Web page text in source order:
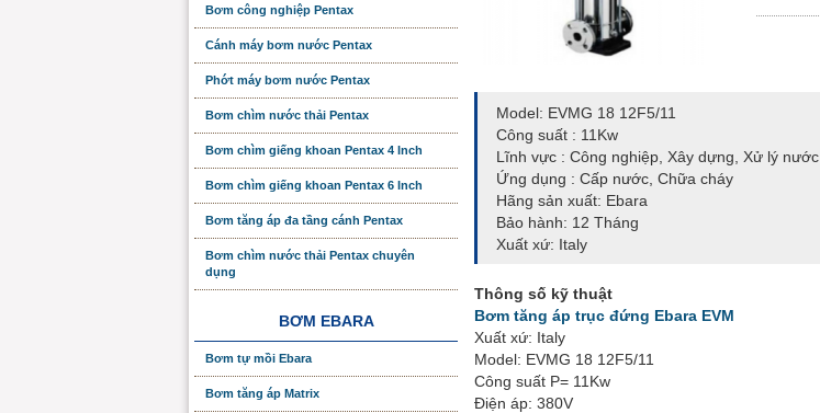
Model: EVMG 18 12F5/11
Công suất : 11Kw
Lĩnh vực : Công nghiệp, Xây dựng, Xử lý nước
Ứng dụng : Cấp nước, Chữa cháy
Hãng sản xuất: Ebara
Bảo hành: 12 Tháng
Xuất xứ: Italy
Thông số kỹ thuật
Bơm tăng áp trục đứng Ebara EVM
Xuất xứ: Italy
Model: EVMG 18 12F5/11
Công suất P= 11Kw
Điện áp: 380V
Bơm công nghiệp Pentax
Cánh máy bơm nước Pentax
Phớt máy bơm nước Pentax
Bơm chìm nước thải Pentax
Bơm chìm giếng khoan Pentax 4 Inch
Bơm chìm giếng khoan Pentax 6 Inch
Bơm tăng áp đa tầng cánh Pentax
Bơm chìm nước thải Pentax chuyên
dụng
BƠM EBARA
Bơm tự mồi Ebara
Bơm tăng áp Matrix